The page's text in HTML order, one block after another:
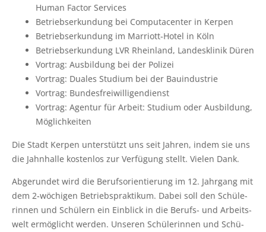
Human Fac­tor Services
Betriebs­er­kun­dung bei Com­put­a­cen­ter in Kerpen
Betriebs­er­kun­dung im Mar­riott-Hotel in Köln
Betriebs­er­kun­dung LVR Rhein­land, Lan­des­kli­nik Düren
Vor­trag: Aus­bil­dung bei der Polizei
Vor­trag: Dua­les Stu­di­um bei der Bauindustrie
Vor­trag: Bundesfreiwilligendienst
Vor­trag: Agen­tur für Arbeit: Stu­di­um oder Aus­bil­dung,
Möglichkeiten
Die Stadt Ker­pen unter­stützt uns seit Jah­ren, indem sie uns
die Jahn­hal­le kos­ten­los zur Ver­fü­gung stellt. Vie­len Dank.
Abge­run­det wird die Berufs­ori­en­tie­rung im 12. Jahr­gang mit
dem 2‑wöchigen Betriebs­prak­ti­kum. Dabei soll den Schü­le­
rin­nen und Schü­lern ein Ein­blick in die Berufs- und Arbeits­
welt ermög­licht wer­den. Unse­ren Schü­le­rin­nen und Schü­